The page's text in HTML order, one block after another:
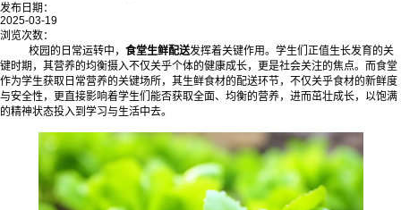
发布日期：
2025-03-19
浏览次数：
校园的日常运转中， 食堂生鲜配送发挥着关键作用。学生们正值生长发育的关
键时期，其营养的均衡摄入不仅关乎个体的健康成长，更是社会关注的焦点。而食堂
作为学生获取日常营养的关键场所，其生鲜食材的配送环节，不仅关乎食材的新鲜度
与安全性，更直接影响着学生们能否获取全面、均衡的营养，进而茁壮成长，以饱满
的精神状态投入到学习与生活中去。